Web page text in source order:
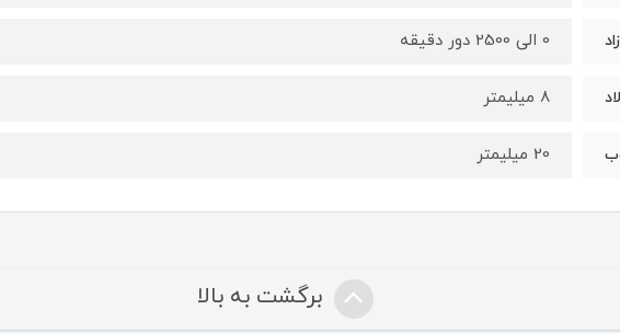
0 الی 2500 دور دقیقه
8 میلیمتر
20 میلیمتر
برگشت به بالا